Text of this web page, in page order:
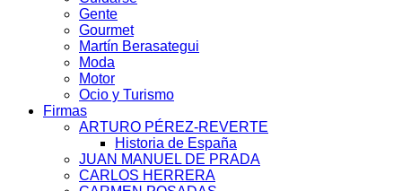
Gente
Gourmet
Martín Berasategui
Moda
Motor
Ocio y Turismo
Firmas
ARTURO PÉREZ-REVERTE
Historia de España
JUAN MANUEL DE PRADA
CARLOS HERRERA